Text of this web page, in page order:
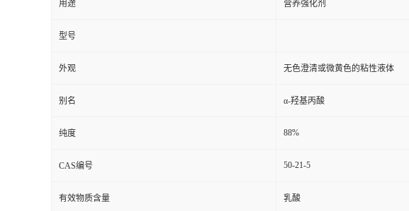
用途 营养强化剂
型号
外观 无色澄清或微黄色的粘性液体
别名 α-羟基丙酸
纯度 88%
CAS编号 50-21-5
有效物质含量 乳酸